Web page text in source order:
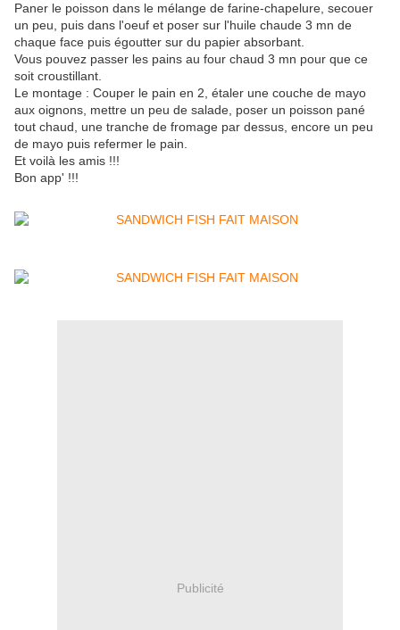
Paner le poisson dans le mélange de farine-chapelure, secouer
un peu, puis dans l'oeuf et poser sur l'huile chaude 3 mn de
chaque face puis égoutter sur du papier absorbant.
Vous pouvez passer les pains au four chaud 3 mn pour que ce
soit croustillant.
Le montage : Couper le pain en 2, étaler une couche de mayo
aux oignons, mettre un peu de salade, poser un poisson pané
tout chaud, une tranche de fromage par dessus, encore un peu
de mayo puis refermer le pain.
Et voilà les amis !!!
Bon app' !!!
Publicité